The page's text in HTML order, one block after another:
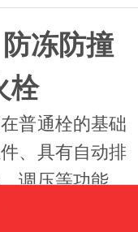
冻防撞
栓
普通栓的基础
、具有自动排
调压等功能。
储存及木材加